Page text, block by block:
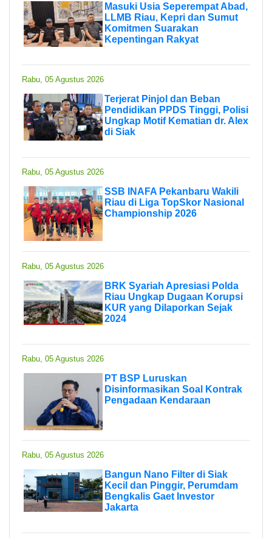
Masuki Usia Seperempat Abad,
LLMB Riau, Kepri dan Sumut
Komitmen Suarakan
Kepentingan Rakyat
Rabu, 05 Agustus 2026
Terjerat Pinjol dan Beban
Pendidikan PPDS Tinggi, Polisi
Ungkap Motif Kematian dr. Alex
di Siak
Rabu, 05 Agustus 2026
SSB INAFA Pekanbaru Wakili
Riau di Liga TopSkor Nasional
Championship 2026
Rabu, 05 Agustus 2026
BRK Syariah Apresiasi Polda
Riau Ungkap Dugaan Korupsi
KUR yang Dilaporkan Sejak
2024
Rabu, 05 Agustus 2026
PT BSP Luruskan
Disinformasikan Soal Kontrak
Pengadaan Kendaraan
Rabu, 05 Agustus 2026
Bangun Nano Filter di Siak
Kecil dan Pinggir, Perumdam
Bengkalis Gaet Investor
Jakarta